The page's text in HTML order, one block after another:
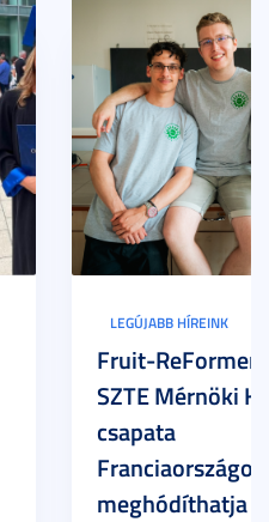
LEGÚJABB HÍREINK
Fruit-
SZTE Mérnöki
csapata
Franciaországot
meghódíthatja